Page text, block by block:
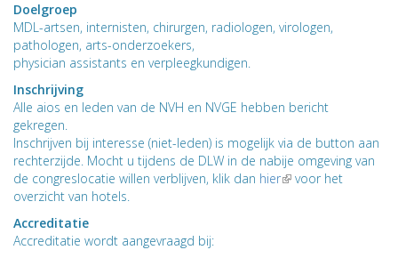
Doelgroep
MDL-artsen, internisten, chirurgen, radiologen, virologen,
pathologen, arts-onderzoekers,
physician assistants en verpleegkundigen.
Inschrijving
Alle aios en leden van de NVH en NVGE hebben bericht
gekregen.
Inschrijven bij interesse (niet-leden) is mogelijk via de button aan
rechterzijde. Mocht u tijdens de DLW in de nabije omgeving van
de congreslocatie willen verblijven, klik dan hier(linkvoor het
overzicht van hotels.
Accreditatie
Accreditatie wordt aangevraagd bij: